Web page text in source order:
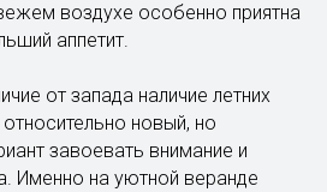
воздухе особенно приятна
аппетит.
от запада наличие летних
новый, но
завоевать внимание и
Именно на уютной веранде